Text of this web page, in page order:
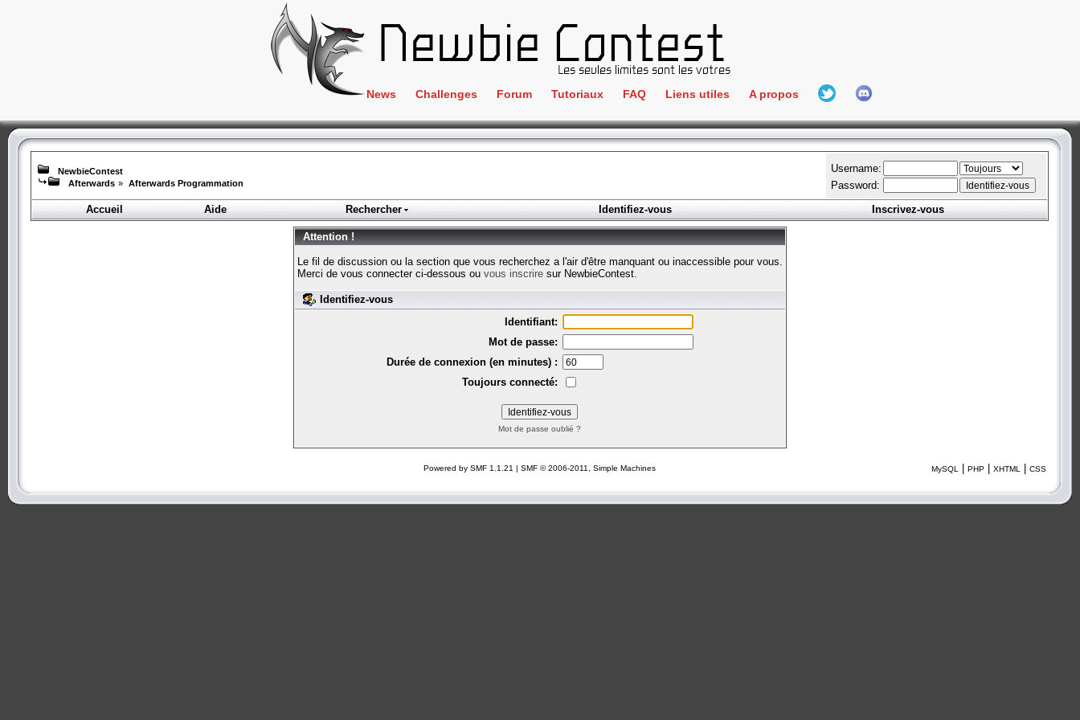
News Challenges
Crackme
ClientSide
Forensics
Hacking
Programmation
Stéganographie
Tous les challenges
Forum Tutoriaux FAQ Liens utiles
IRC
Newbie Connect
Partenaires
Réglement
A propos
L'équipe
Hall Of Fame
NewbieContest
Afterwards » Afterwards Programmation
Username:
Password:
Accueil
Aide Rechercher Identifiez-vous Inscrivez-vous
Attention !
Le fil de discussion ou la section que vous recherchez a l'air d'être manquant ou inaccessible pour vous.
Merci de vous connecter ci-dessous ou vous inscriresur NewbieContest.
Identifiez-vous
Identifiant:
Mot de passe:
Durée de connexion (en minutes) :
Toujours connecté:
Mot de passe oublié ?
Powered by SMF 1.1.21 | SMF © 2006-2011, Simple Machines MySQL | PHP | XHTML | CSS